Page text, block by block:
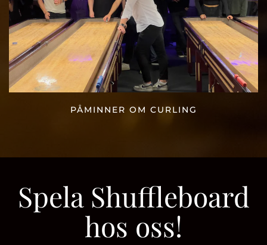
PÅMINNER OM CURLING
Spela Shuffleboard
hos oss!